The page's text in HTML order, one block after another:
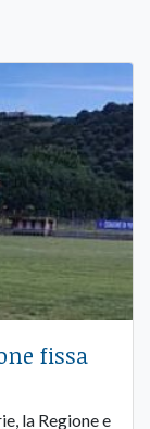
fissa
la Regione e